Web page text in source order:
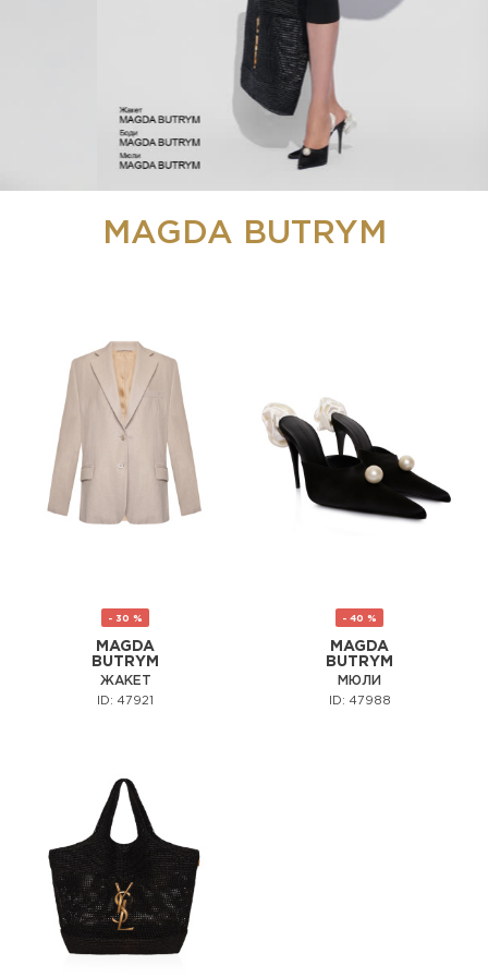
MAGDA BUTRYM
- 30 %
MAGDA
BUTRYM
ЖАКЕТ
ID: 47921
- 40 %
MAGDA
BUTRYM
МЮЛИ
ID: 47988